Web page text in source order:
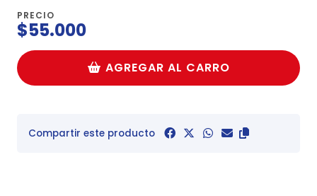
PRECIO
$55.000
AGREGAR AL CARRO
Compartir este producto